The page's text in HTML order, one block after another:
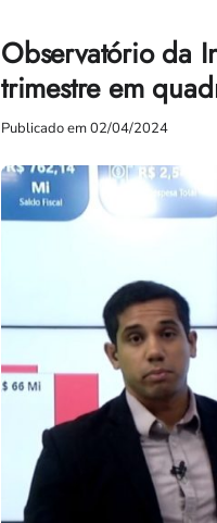
Observatório da
trimestre em
Publicado em 02/04/2024